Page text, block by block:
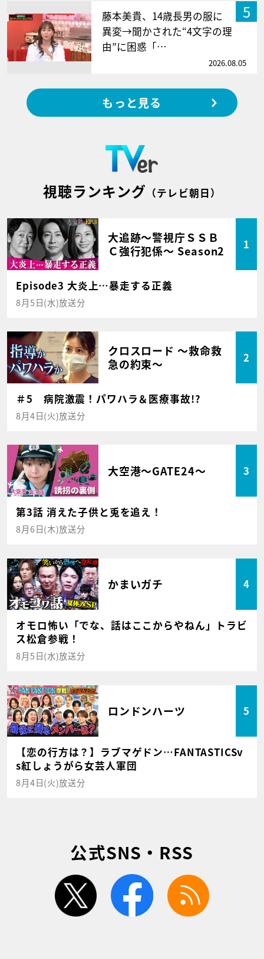
5
藤本美貴、14歳長男の服に
異変→聞かされた“4文字の理
由”に困惑「…
2026.08.05
もっと見る
視聴ランキング （テレビ朝日）
大追跡～警視庁ＳＳＢ
Ｃ強行犯係～ Season2
1
Episode3 大炎上…暴走する正義
8月5日(水)放送分
クロスロード ～救命救
急の約束～
2
＃5 病院激震！パワハラ＆医療事故!?
8月4日(火)放送分
大空港～GATE24～ 3
第3話 消えた子供と兎を追え！
8月6日(木)放送分
かまいガチ 4
オモロ怖い「でな、話はここからやねん」トラビ
ス松倉参戦！
8月5日(水)放送分
ロンドンハーツ 5
【恋の行方は？】ラブマゲドン…FANTASTICSv
s紅しょうがら女芸人軍団
8月4日(火)放送分
公式SNS・RSS
twitter facebook